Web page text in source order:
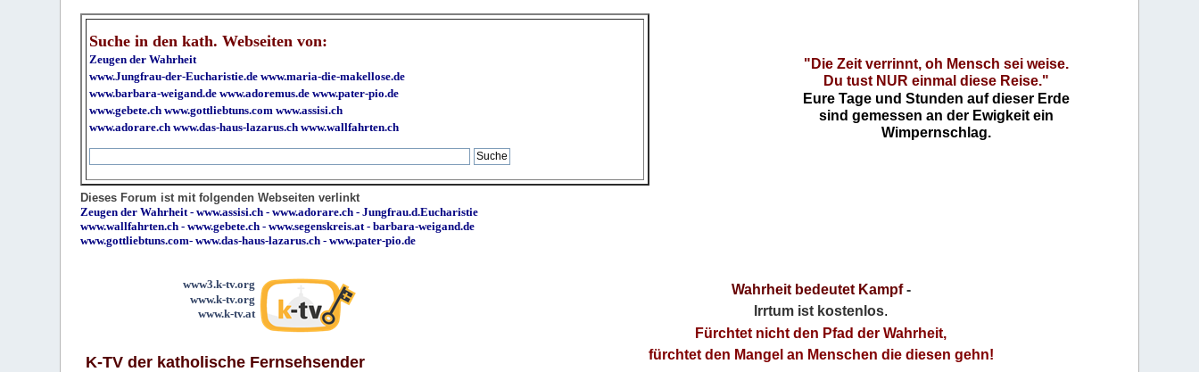
Suche in den kath. Webseiten von:
Zeugen der Wahrheit
www.Jungfrau-der-Eucharistie.de www.maria-die-makellose.de
www.barbara-weigand.de www.adoremus.de www.pater-pio.de
www.gebete.ch www.gottliebtuns.com www.assisi.ch
www.adorare.ch www.das-haus-lazarus.ch www.wallfahrten.ch
"Die Zeit verrinnt, oh Mensch sei weise.
Du tust NUR einmal diese Reise."
Eure Tage und Stunden auf dieser Erde
sind gemessen an der Ewigkeit ein
Wimpernschlag.
Dieses Forum ist mit folgenden Webseiten verlinkt
Zeugen der Wahrheit -www.assisi.ch -www.adorare.ch -Jungfrau.d.Eucharistie
www.wallfahrten.ch -www.gebete.ch -www.segenskreis.at -barbara-weigand.de
www.gottliebtuns.com-www.das-haus-lazarus.ch - www.pater-pio.de
www3.k-tv.org
www.k-tv.org
www.k-tv.at
K-TV der katholische Fernsehsender
Wahrheit bedeutet Kampf-
Irrtum ist kostenlos.
Fürchtet nicht den Pfad der Wahrheit,
fürchtet den Mangel an Menschen die diesen gehn!